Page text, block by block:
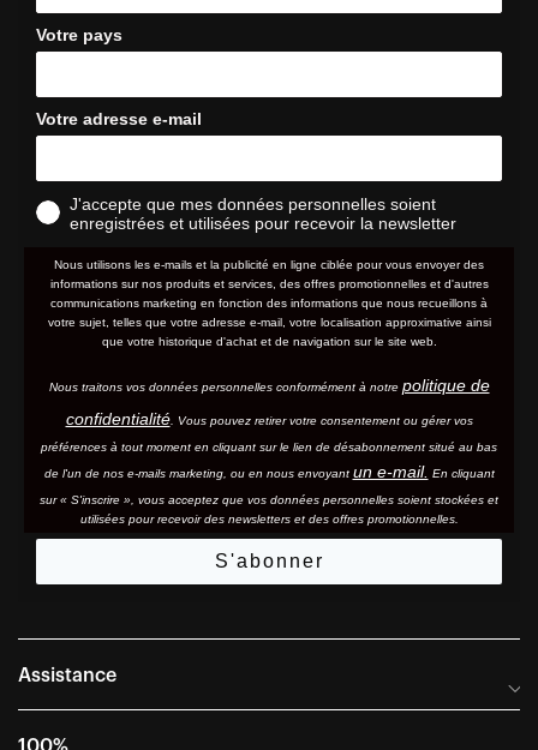
Votre pays
Votre adresse e-mail
J'accepte que mes données personnelles soient
enregistrées et utilisées pour recevoir la newsletter
Nous utilisons les e-mails et la publicité en ligne ciblée pour vous envoyer des
informations sur nos produits et services, des offres promotionnelles et d'autres
communications marketing en fonction des informations que nous recueillons à
votre sujet, telles que votre adresse e-mail, votre localisation approximative ainsi
que votre historique d'achat et de navigation sur le site web.
Nous traitons vos données personnelles conformément à notre politique de
confidentialité. Vous pouvez retirer votre consentement ou gérer vos
préférences à tout moment en cliquant sur le lien de désabonnement situé au bas
de l'un de nos e-mails marketing, ou en nous envoyant un e-mail. En cliquant
sur « S'inscrire », vous acceptez que vos données personnelles soient stockées et
utilisées pour recevoir des newsletters et des offres promotionnelles.
S'abonner
Assistance
Foire aux questions
100%